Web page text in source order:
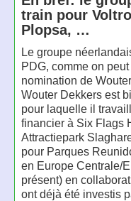
train pour
Plopsa, …
Le groupe
PDG, comme on
nomination de
Wouter Dekkers est
pour laquelle il
financier à Six Flags
Attractiepark
pour Parques
en Europe Centrale/
présent) en
ont déjà été investis